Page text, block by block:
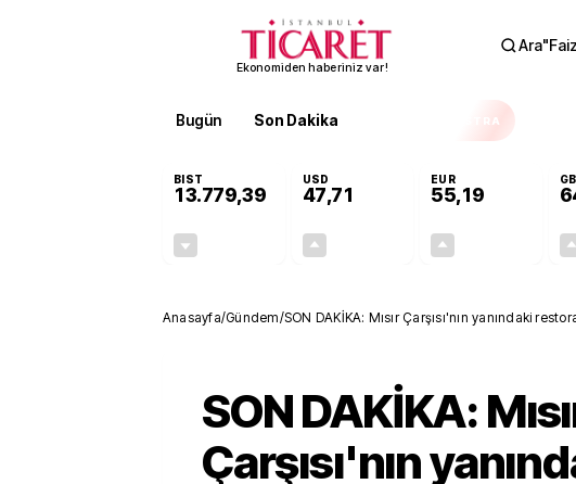
Ekonomiden haberiniz var!
Ara"
Bugün Son Dakika EKSTRA
BIST
13.779,39
USD
47,71
EUR
55,19
Anasayfa/Gündem/SON DAKİKA: Mısır Çarşısı'nın yanındaki
SON DAKİKA:
Çarşısı'nın